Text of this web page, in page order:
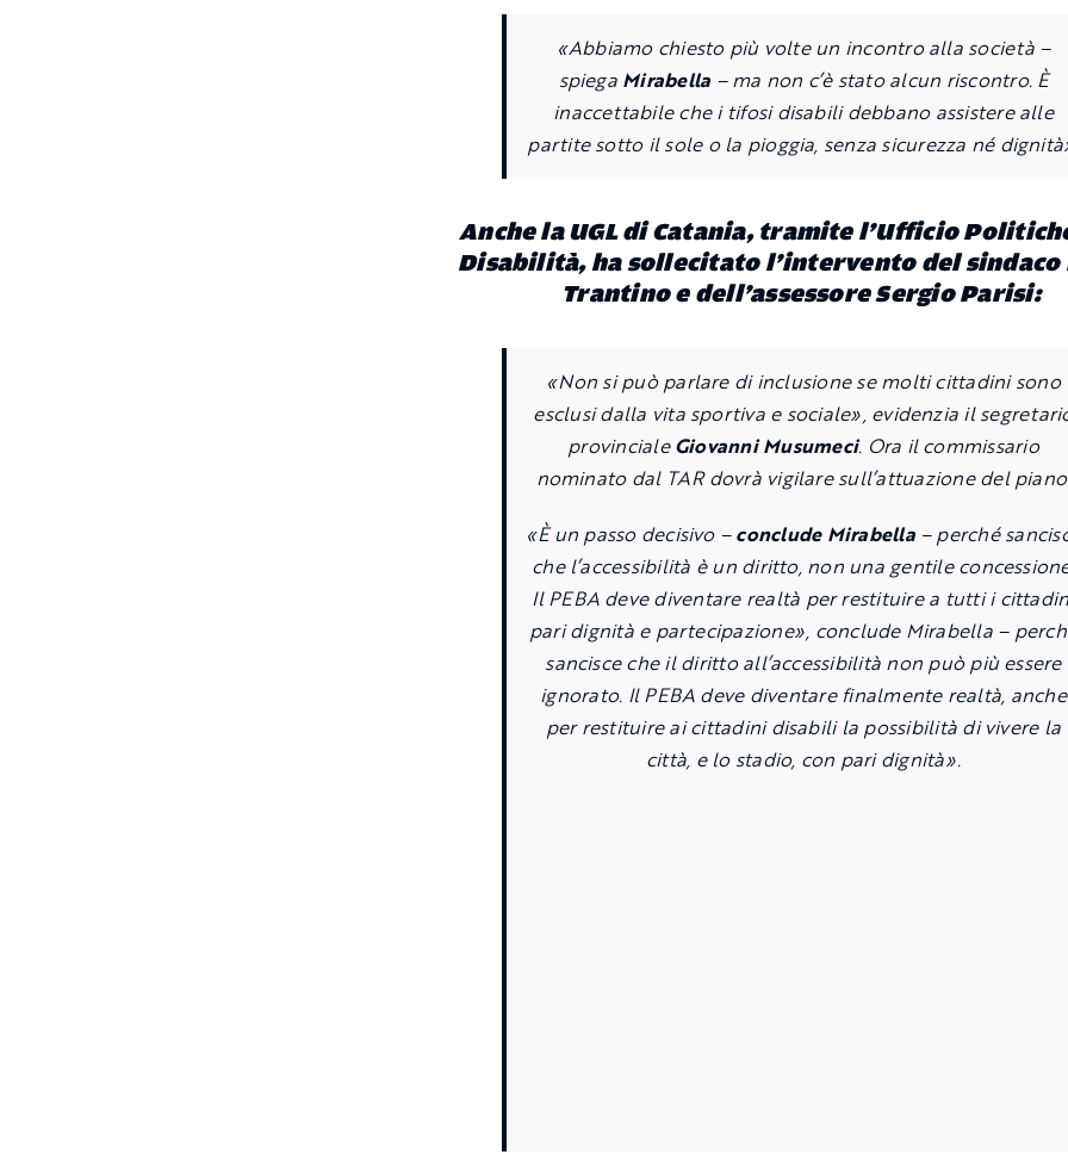
«Abbiamo chiesto più volte un incontro alla società –
spiega Mirabella – ma non c’è stato alcun riscontro. È
inaccettabile che i tifosi disabili debbano assistere alle
partite sotto il sole o la pioggia, senza sicurezza né
Anche la UGL di Catania, tramite l’Ufficio
Disabilità, ha sollecitato l’intervento del sindaco
Trantino e dell’assessore Sergio Parisi:
«Non si può parlare di inclusione se molti cittadini sono
esclusi dalla vita sportiva e sociale», evidenzia il
provincialeGiovanni Musumeci. Ora il commissario
nominato dal TAR dovrà vigilare sull’attuazione del
«È un passo decisivo –conclude Mirabella– perché
che l’accessibilità è un diritto, non una gentile
Il PEBA deve diventare realtà per restituire a tutti i
pari dignità e partecipazione», conclude Mirabella –
sancisce che il diritto all’accessibilità non può più essere
ignorato. Il PEBA deve diventare finalmente realtà, anche
per restituire ai cittadini disabili la possibilità di vivere la
città, e lo stadio, con pari dignità».